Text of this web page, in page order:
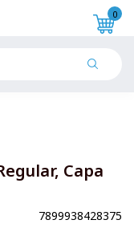
0
Capa
7899938428375